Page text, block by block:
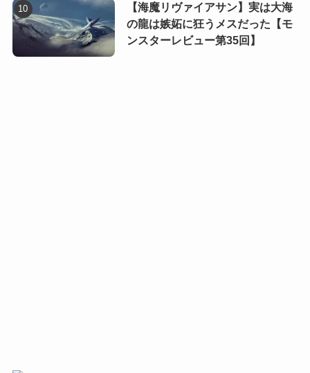
【海魔リヴァイアサン】実は大海
の龍は嫉妬に狂うメスだった【モ
ンスターレビュー第35回】